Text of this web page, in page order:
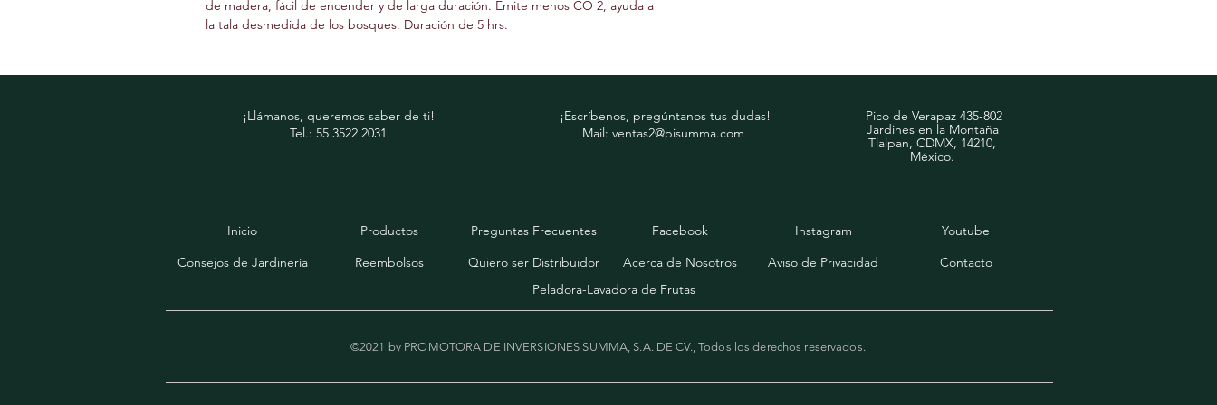
de madera, fácil de encender y de larga duración. Emite menos CO 2, ayuda a
la tala desmedida de los bosques. Duración de 5 hrs.
¡Llámanos, queremos saber de ti!
Tel.: 55 3522 2031
¡Escríbenos, pregúntanos tus dudas!
Mail: ventas2@pisumma.com
Pico de Verapaz 435-802
Jardines en la Montaña
Tlalpan, CDMX, 14210,
​México.
Inicio
Consejos de Jardinería
Productos
Reembolsos
Preguntas Frecuentes
Quiero ser Distribuidor
Facebook Instagram
Youtube
Acerca de Nosotros
Aviso de Privacidad
Contacto
Peladora-Lavadora de Frutas
©2021 by PROMOTORA DE INVERSIONES SUMMA, S.A. DE CV., Todos los derechos reservados.